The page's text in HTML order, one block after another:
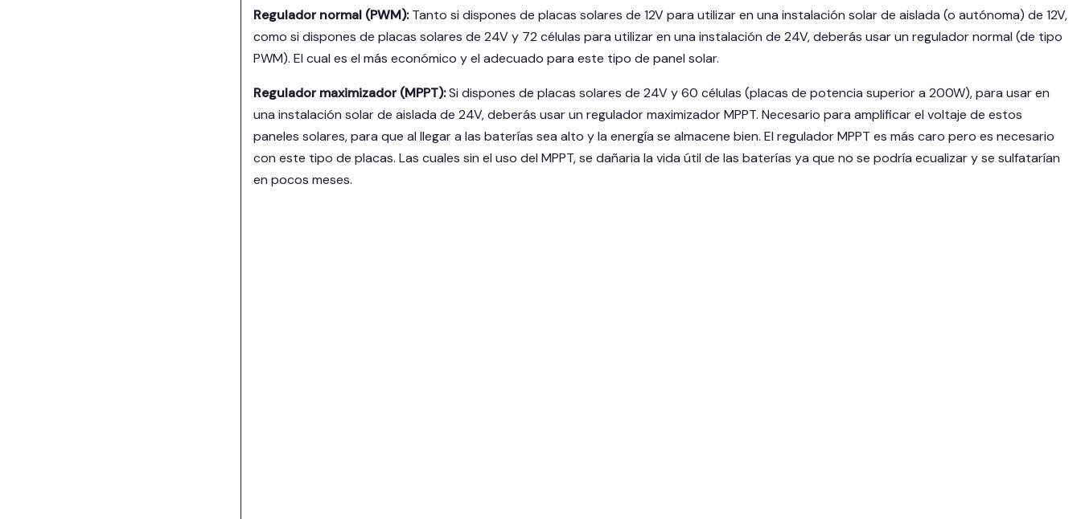
Regulador normal (PWM):Tanto si dispones de placas solares de 12V para utilizar en una instalación solar de aislada (o autónoma) de 12V,
como si dispones de placas solares de 24V y 72 células para utilizar en una instalación de 24V, deberás usar un regulador normal (de tipo
PWM). El cual es el más económico y el adecuado para este tipo de panel solar.
Regulador maximizador (MPPT):Si dispones de placas solares de 24V y 60 células (placas de potencia superior a 200W), para usar en
una instalación solar de aislada de 24V, deberás usar un regulador maximizador MPPT. Necesario para amplificar el voltaje de estos
paneles solares, para que al llegar a las baterías sea alto y la energía se almacene bien. El regulador MPPT es más caro pero es necesario
con este tipo de placas. Las cuales sin el uso del MPPT, se dañaria la vida útil de las baterías ya que no se podría ecualizar y se sulfatarían
en pocos meses.